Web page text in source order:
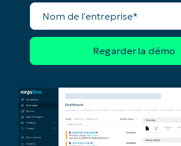
Nom
l'entreprise*